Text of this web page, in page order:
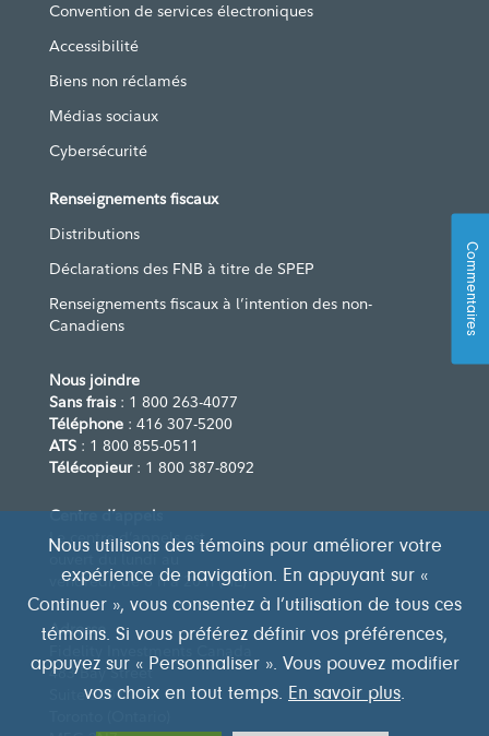
Convention de services électroniques
Accessibilité
Biens non réclamés
Médias sociaux
Cybersécurité
Renseignements fiscaux
Distributions
Déclarations des FNB à titre de SPEP
Renseignements fiscaux à l’intention des non-
Canadiens
Nous joindre
Sans frais: 1 800 263-4077
Téléphone : 416 307-5200
ATS : 1 800 855-0511
Télécopieur: 1 800 387-8092
Centre d’appels
Le centre d’appels est
vendredi, de 8 h à 20 h (HE)
Adresse
Fidelity Investments Canada
483 Bay Street
Suite 300
Nous utilisons des témoins pour améliorer votre
expérience de navigation. En appuyant sur «
Continuer », vous consentez à l’utilisation de tous ces
témoins. Si vous préférez définir vos préférences,
appuyez sur « Personnaliser ». Vous pouvez modifier
vos choix en tout temps. En savoir plus.
Commentaires